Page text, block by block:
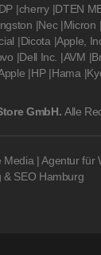
|cherry |DTEN
|Nec |Micron |
|Dicota |Apple,
|Dell Inc. |AVM |
|HP |Hama |
GmbH. Alle
Media | Agentur für
& SEO Hamburg